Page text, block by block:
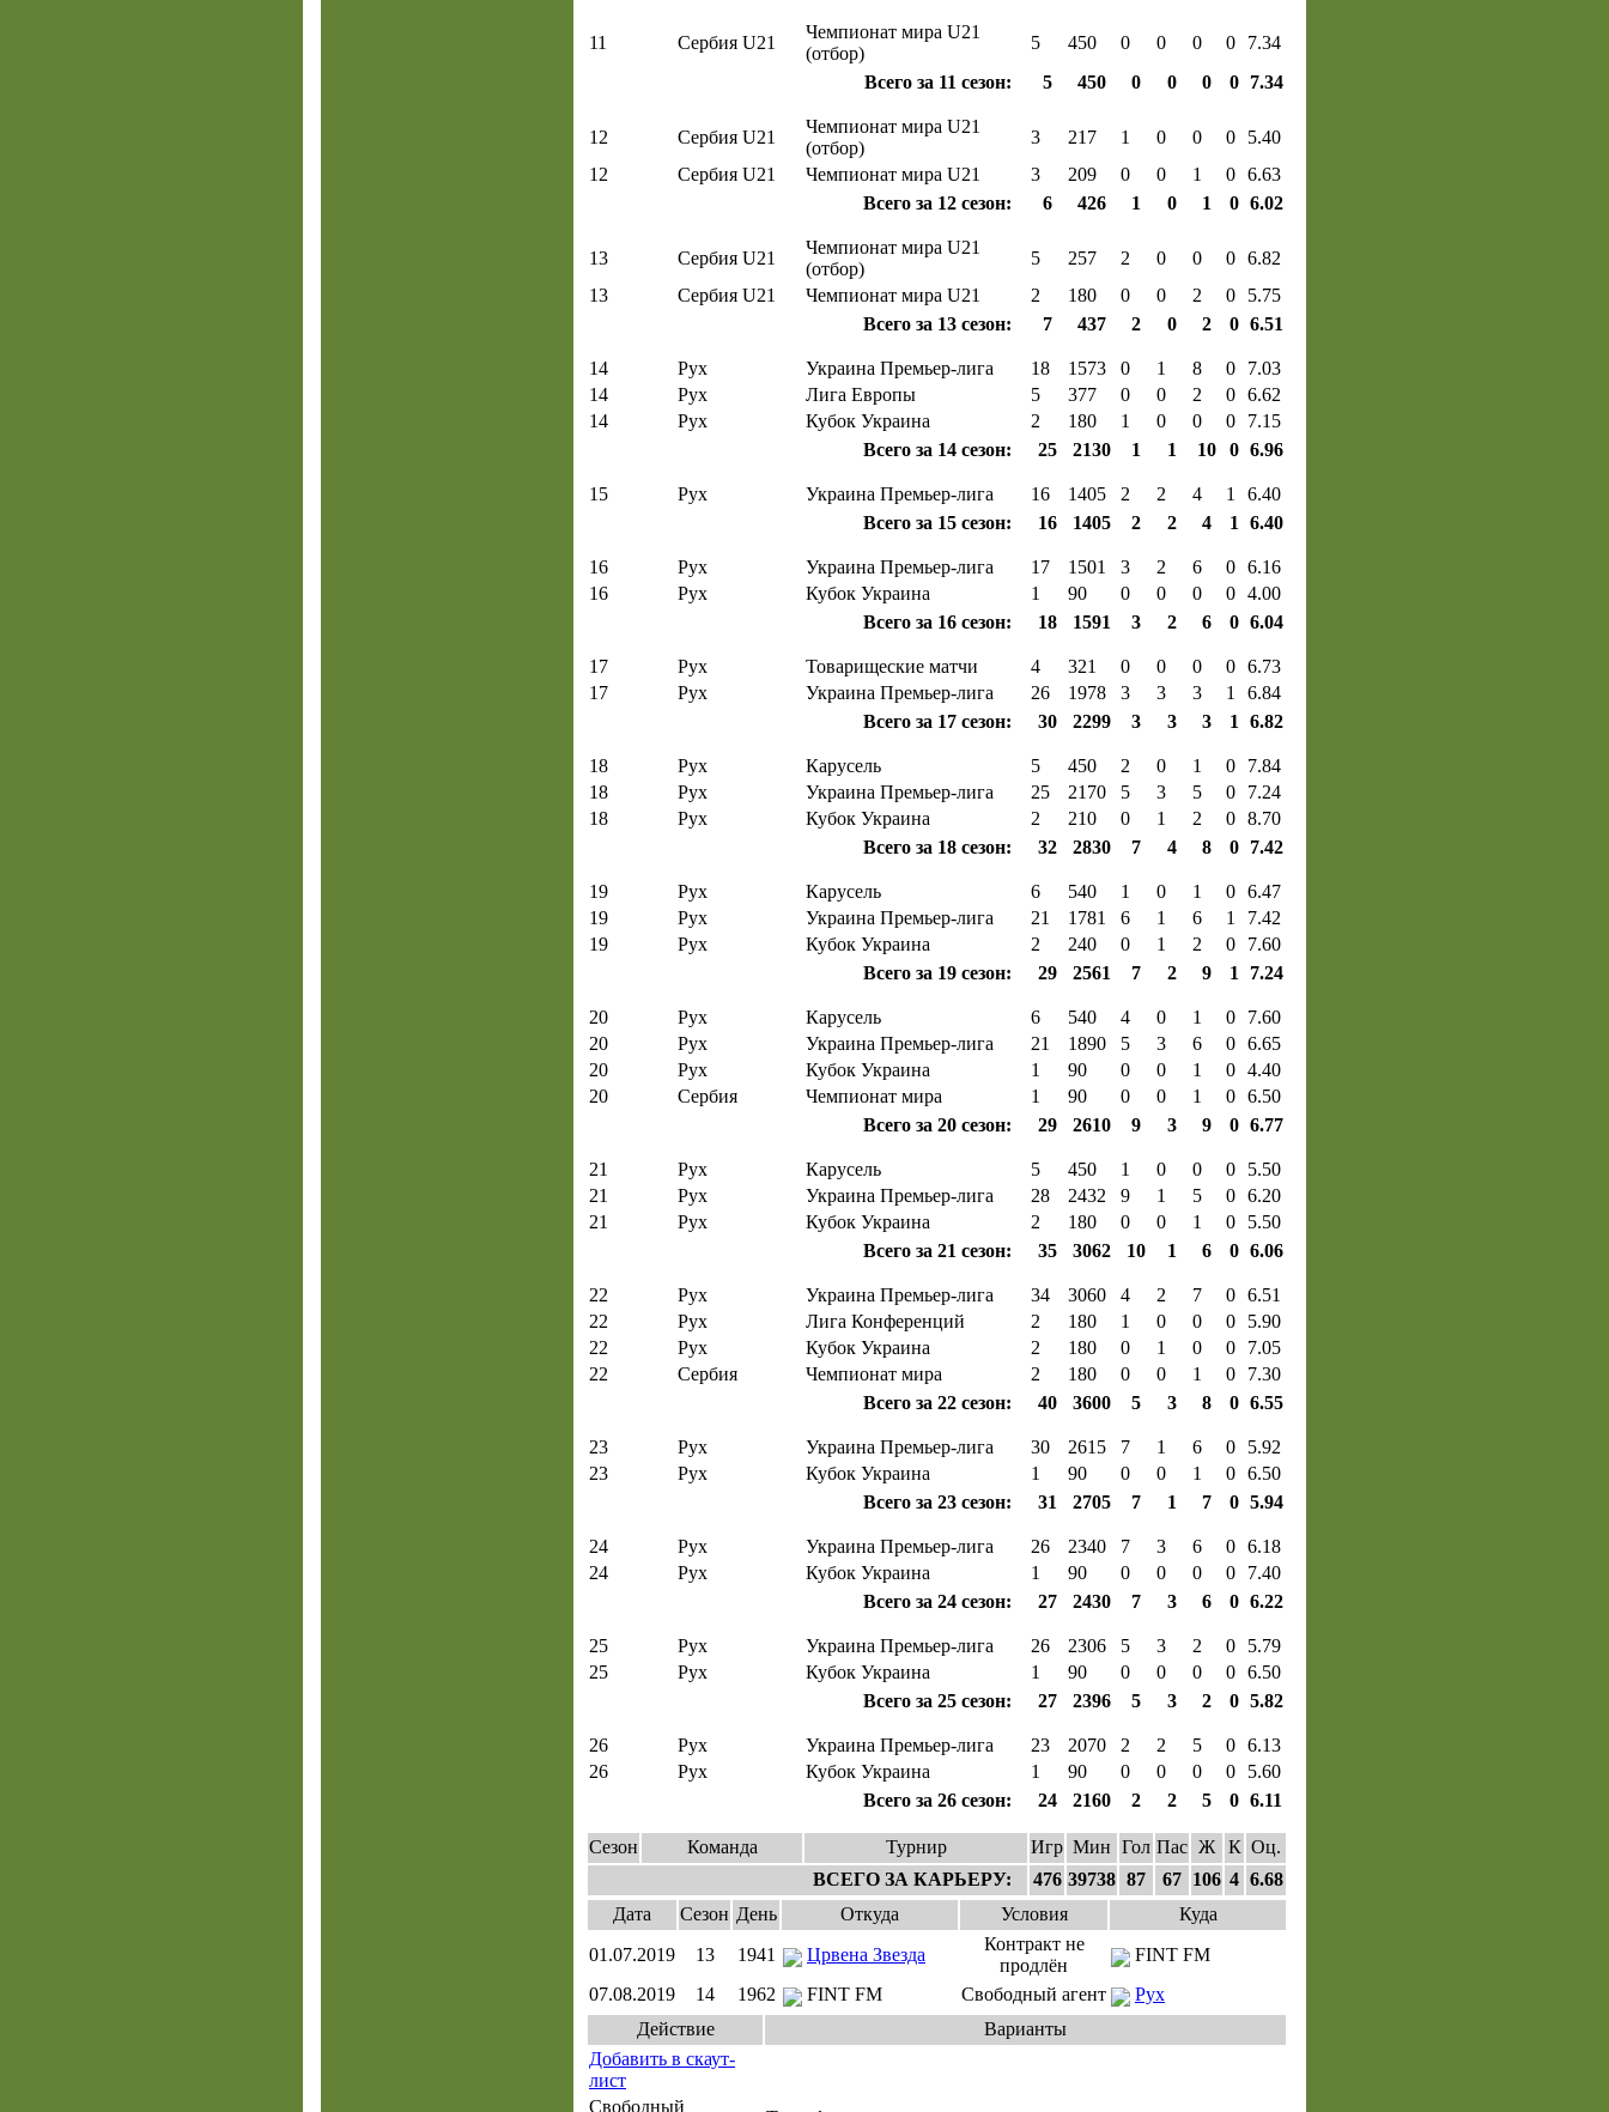
11 Сербия U21
Чемпионат мира U21
(отбор)
5 450 0 0 0 0
7.34
Всего за 11 сезон:
5 450 0 0 0 0 7.34
12 Сербия U21
Чемпионат мира U21
(отбор)
3 217 1 0 0 0
5.40
12
Сербия U21 Чемпионат мира U21 3 209 0 0 1 0 6.63
Всего за 12 сезон:
6 426 1 0 1 0 6.02
13 Сербия U21
Чемпионат мира U21
(отбор)
5 257 2 0 0 0 6.82
13
Сербия U21 Чемпионат мира U21 2 180 0 0 2 0
5.75
Всего за 13 сезон:
7 437 2 0 2 0 6.51
14 Рух Украина Премьер-лига 18 1573 0 1 8 0
7.03
14
Рух Лига Европы 5 377 0 0 2 0 6.62
14
Рух Кубок Украина 2 180 1 0 0 0
7.15
Всего за 14 сезон:
25 2130 1 1 10 0 6.96
15 Рух Украина Премьер-лига 16 1405 2 2 4 1
6.40
Всего за 15 сезон:
16 1405 2 2 4 1 6.40
16 Рух Украина Премьер-лига 17 1501 3 2 6 0 6.16
16
Рух Кубок Украина 1 90 0 0 0 0 4.00
Всего за 16 сезон:
18 1591 3 2 6 0 6.04
17 Рух Товарищеские матчи 4 321 0 0 0 0 6.73
17
Рух Украина Премьер-лига 26 1978 3 3 3 1
6.84
Всего за 17 сезон:
30 2299 3 3 3 1 6.82
18 Рух Карусель 5 450 2 0 1 0
7.84
18
Рух Украина Премьер-лига 25 2170 5 3 5 0
7.24
18
Рух Кубок Украина 2 210 0 1 2 0 8.70
Всего за 18 сезон:
32 2830 7 4 8 0 7.42
19 Рух Карусель 6 540 1 0 1 0 6.47
19
Рух Украина Премьер-лига 21 1781 6 1 6 1
7.42
19
Рух Кубок Украина 2 240 0 1 2 0
7.60
Всего за 19 сезон:
29 2561 7 2 9 1 7.24
20 Рух Карусель 6 540 4 0 1 0
7.60
20
Рух Украина Премьер-лига 21 1890 5 3 6 0 6.65
20
Рух Кубок Украина 1 90 0 0 1 0 4.40
20
Сербия Чемпионат мира 1 90 0 0 1 0 6.50
Всего за 20 сезон:
29 2610 9 3 9 0 6.77
21 Рух Карусель 5 450 1 0 0 0
5.50
21
Рух Украина Премьер-лига 28 2432 9 1 5 0 6.20
21
Рух Кубок Украина 2 180 0 0 1 0
5.50
Всего за 21 сезон:
35 3062 10 1 6 0 6.06
22 Рух Украина Премьер-лига 34 3060 4 2 7 0 6.51
22
Рух Лига Конференций 2 180 1 0 0 0
5.90
22
Рух Кубок Украина 2 180 0 1 0 0
7.05
22
Сербия Чемпионат мира 2 180 0 0 1 0
7.30
Всего за 22 сезон:
40 3600 5 3 8 0 6.55
23 Рух Украина Премьер-лига 30 2615 7 1 6 0
5.92
23
Рух Кубок Украина 1 90 0 0 1 0 6.50
Всего за 23 сезон:
31 2705 7 1 7 0 5.94
24 Рух Украина Премьер-лига 26 2340 7 3 6 0 6.18
24
Рух Кубок Украина 1 90 0 0 0 0
7.40
Всего за 24 сезон:
27 2430 7 3 6 0 6.22
25 Рух Украина Премьер-лига 26 2306 5 3 2 0
5.79
25
Рух Кубок Украина 1 90 0 0 0 0 6.50
Всего за 25 сезон:
27 2396 5 3 2 0 5.82
26 Рух Украина Премьер-лига 23 2070 2 2 5 0 6.13
26
Рух Кубок Украина 1 90 0 0 0 0
5.60
Всего за 26 сезон:
24 2160 2 2 5 0 6.11
Сезон Команда Турнир Игр Мин Гол Пас Ж К Оц.
ВСЕГО ЗА КАРЬЕРУ:
476 39738 87 67 106 4 6.68
Дата
Сезон День Откуда Условия
Куда
01.07.2019
13 1941 Црвена Звезда
Контракт не
продлён
FINT FM
07.08.2019
14 1962 FINT FM Свободный агент
Рух
Действие
Варианты
Добавить в скаут-
лист
Свободный